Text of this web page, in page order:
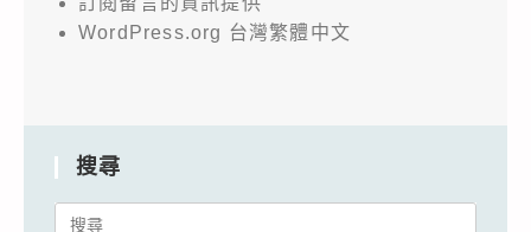
WordPress.org 台灣繁體中文
搜尋
Search